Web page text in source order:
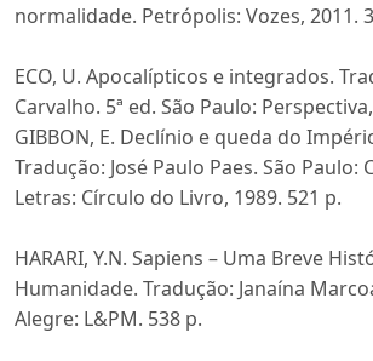
normalidade. Petrópolis: Vozes, 2011.
ECO, U. Apocalípticos e integrados.
Carvalho. 5ª ed. São Paulo:
GIBBON, E. Declínio e queda do
Tradução: José Paulo Paes. São Paulo:
Letras: Círculo do Livro, 1989. 521 p.
HARARI, Y.N. Sapiens – Uma Breve
Humanidade. Tradução: Janaína
Alegre: L&PM. 538 p.